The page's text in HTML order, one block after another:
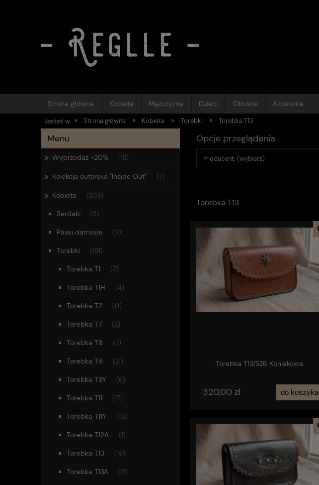
Strona główna Kobieta Mężczyzna Dzieci Obuwie Akcesoria
Jesteś w: » Strona główna » Kobieta » Torebki » Torebka T13
Menu
Wyprzedaż -20% (18)
Kolekcja autorska "Inside Out" (7)
Kobieta (203)
Serdaki (3)
Paski damskie (10)
Torebki (151)
Torebka T1 (7)
Torebka T1H (4)
Torebka T2 (0)
Torebka T7 (2)
Torebka T8 (2)
Torebka T9 (21)
Torebka T9Y (6)
Torebka T11 (17)
Torebka T11Y (10)
Torebka T12A (1)
Torebka T13 (15)
Torebka T13A (0)
Opcje przeglądania
Producent: (wybierz)
Torebka T13
Torebka T13/SZ6 Koniakowa
320,00 zł do koszyka